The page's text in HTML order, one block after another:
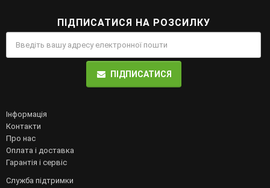
ПІДПИСАТИСЯ НА РОЗСИЛКУ
ПІДПИСАТИСЯ
Інформація
Контакти
Про нас
Оплата і доставка
Гарантія і сервіс
Служба підтримки